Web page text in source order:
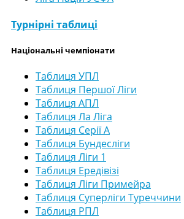
Турнірні таблиці
Національні чемпіонати
Таблиця УПЛ
Таблиця Першої Ліги
Таблиця АПЛ
Таблиця Ла Ліга
Таблиця Серії А
Таблиця Бундесліги
Таблиця Ліги 1
Таблиця Ередівізі
Таблиця Ліги Примейра
Таблиця Суперліги Туреччини
Таблиця РПЛ